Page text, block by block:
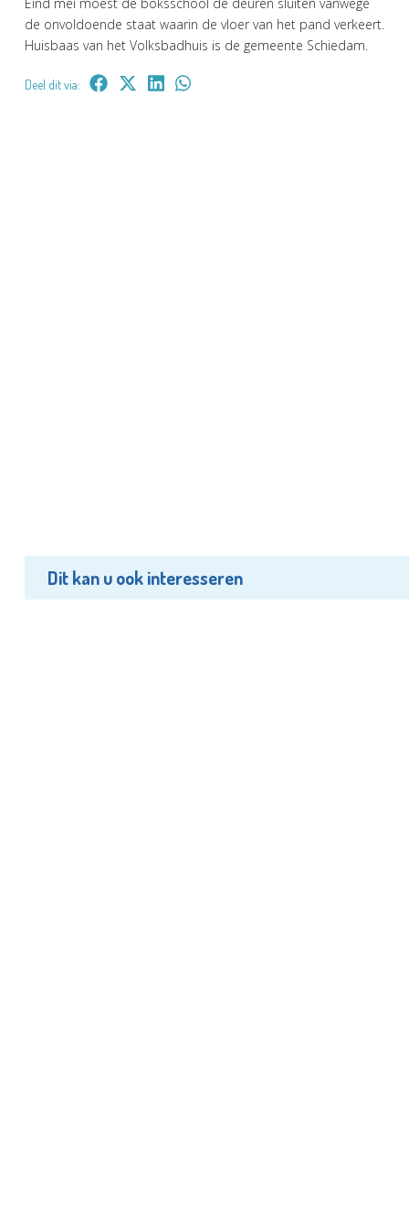
de onvoldoende staat waarin de vloer van het pand verkeert.
Huisbaas van het Volksbadhuis is de gemeente Schiedam.
Deel dit via:
Dit kan u ook interesseren